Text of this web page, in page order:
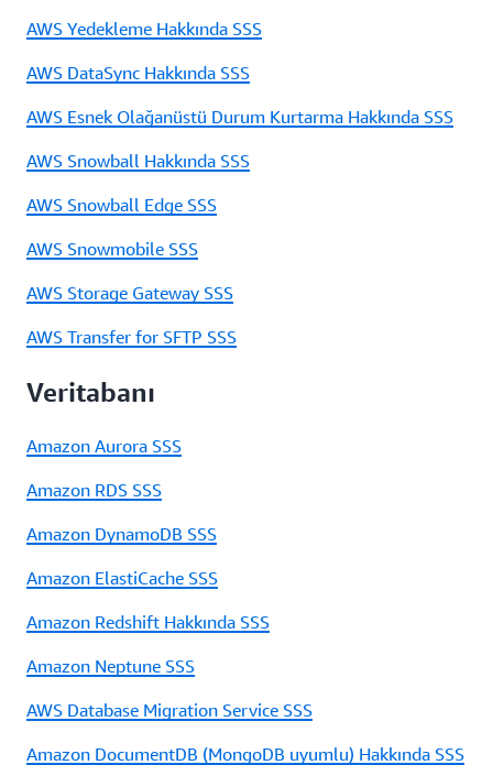
AWS Yedekleme Hakkında SSS
AWS DataSync Hakkında SSS
AWS Esnek Olağanüstü Durum Kurtarma Hakkında SSS
AWS Snowball Hakkında SSS
AWS Snowball Edge SSS
AWS Snowmobile SSS
AWS Storage Gateway SSS
AWS Transfer for SFTP SSS
Veritabanı
Amazon Aurora SSS
Amazon RDS SSS
Amazon DynamoDB SSS
Amazon ElastiCache SSS
Amazon Redshift Hakkında SSS
Amazon Neptune SSS
AWS Database Migration Service SSS
Amazon DocumentDB (MongoDB uyumlu) Hakkında SSS